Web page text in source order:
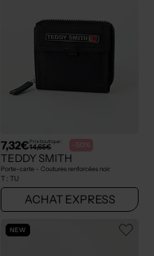
7,32€Prix boutique :
14,65€ -50%
TEDDY SMITH
Porte-carte - Coutures renforcées noir
T : TU
ACHAT EXPRESS
NEW